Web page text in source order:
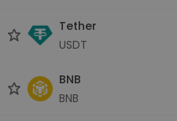
Tether
USDT
BNB
BNB